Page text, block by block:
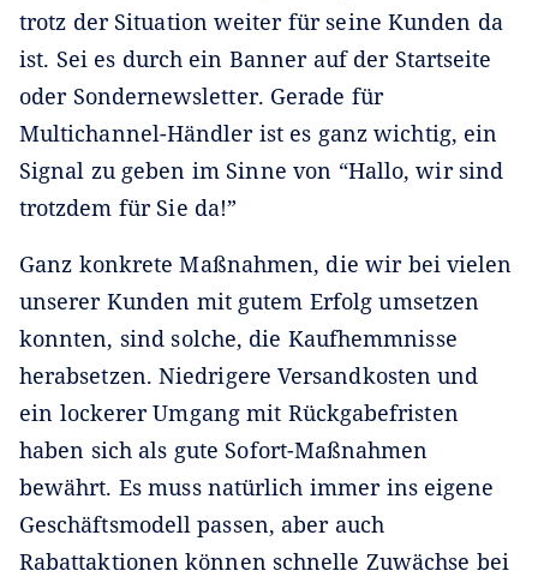
trotz der Situation weiter für seine Kunden da
ist. Sei es durch ein Banner auf der Startseite
oder Sondernewsletter. Gerade für
Multichannel-Händler ist es ganz wichtig, ein
Signal zu geben im Sinne von “Hallo, wir sind
trotzdem für Sie da!”
Ganz konkrete Maßnahmen, die wir bei vielen
unserer Kunden mit gutem Erfolg umsetzen
konnten, sind solche, die Kaufhemmnisse
herabsetzen. Niedrigere Versandkosten und
ein lockerer Umgang mit Rückgabefristen
haben sich als gute Sofort-Maßnahmen
bewährt. Es muss natürlich immer ins eigene
Geschäftsmodell passen, aber auch
Rabattaktionen können schnelle Zuwächse bei